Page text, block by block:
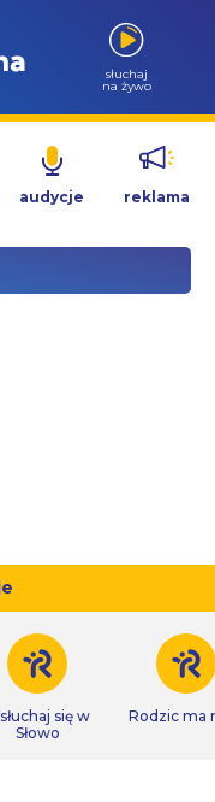
słuchaj
na żywo
audycje reklama
się w
Słowo
Rodzic ma